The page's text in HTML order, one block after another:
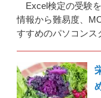
Excel検定の受験
情報から難易度、
すすめのパソコンス